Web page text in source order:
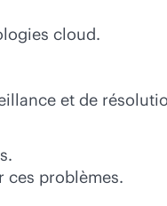
cloud.
et de
ces problèmes.